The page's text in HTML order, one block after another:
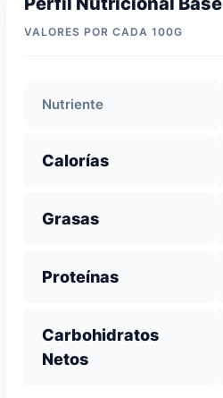
VALORES POR CADA 100G
Nutriente
Calorías
Grasas
Proteínas
Carbohidratos
Netos